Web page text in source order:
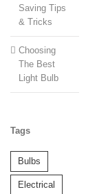
Saving Tips
& Tricks
Choosing
The Best
Light Bulb
Tags
Bulbs
Electrical